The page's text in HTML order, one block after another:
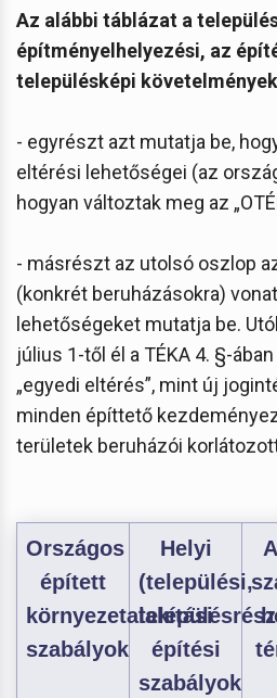
Az alábbi táblázat a
építményelhelyezési, az
településképi
- egyrészt azt mutatja be,
eltérési lehetőségei (az
hogyan változtak meg az
- másrészt az utolsó oszlop
(konkrét beruházásokra)
lehetőségeket mutatja be.
július 1-től él a TÉKA 4. §-
„egyedi eltérés”, mint új
minden építtető
területek beruházói
Országos
épített
környezetalakítási
szabályok
Helyi
(települési,
építési
szabályok